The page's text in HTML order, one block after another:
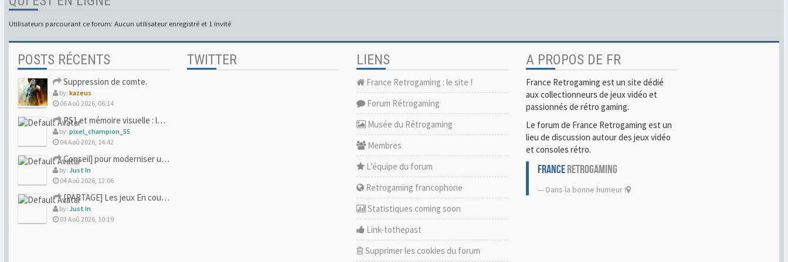
Utilisateurs parcourant ce forum: Aucun utilisateur enregistré et 1 invité
POSTS RÉCENTS
Suppression de comte.
by: kazeus
06 Aoû 2026, 06:14
PS1 et mémoire visuelle : le jeu qui vous a soufflé la premi
by: pixel_champion_55
04 Aoû 2026, 14:42
Conseil] pour moderniser un site (un peu trop) rétro
by: Just In
04 Aoû 2026, 12:06
[PARTAGE] Les jeux En cours/Terminés
by: Just In
03 Aoû 2026, 10:19
TWITTER LIENS
France Retrogaming : le site !
Forum Rétrogaming
Musée du Rétrogaming
Membres
L’équipe du forum
Retrogaming francophone
Statistiques coming soon
Link-tothepast
Supprimer les cookies du forum
A PROPOS DE FR
France Retrogaming est un site dédié
aux collectionneurs de jeux vidéo et
passionnés de rétro gaming.
Le forum de France Retrogaming est un
lieu de discussion autour des jeux vidéo
et consoles rétro.
FRANCERETROGAMING
Dans la bonne humeur !